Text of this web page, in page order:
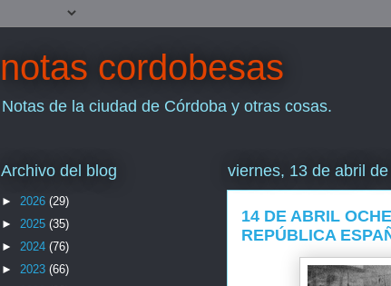
notas cordobesas
Notas de la ciudad de Córdoba y otras cosas.
viernes, 13 de abril
14 DE ABRIL
REPÚBLICA
Archivo del blog
► 2026 (29)
► 2025 (35)
► 2024 (76)
► 2023 (66)